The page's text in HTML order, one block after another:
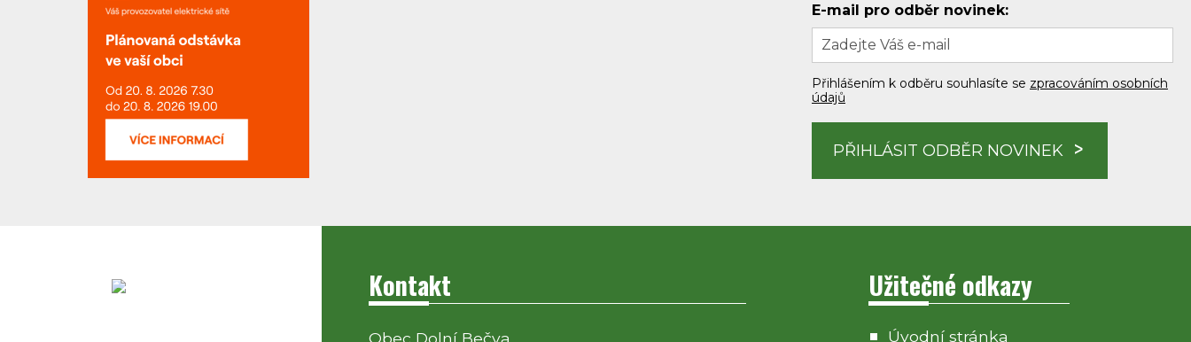
E-mail pro odběr novinek:
Přihlášením k odběru souhlasíte se zpracováním osobních
údajů
PŘIHLÁSIT ODBĚR NOVINEK
Kontakt
Obec Dolní Bečva
Užitečné odkazy
Úvodní stránka